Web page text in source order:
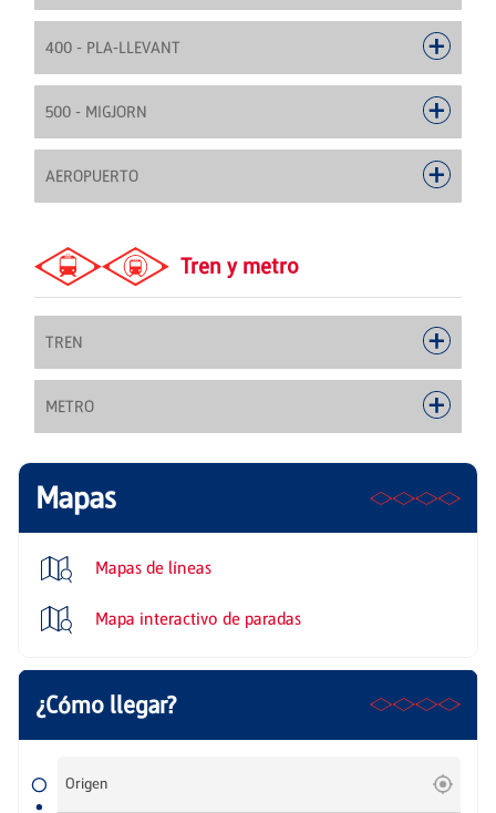
400 - PLA-LLEVANT
500 - MIGJORN
AEROPUERTO
Tren y metro
TREN
METRO
Mapas
Mapas de líneas
Mapa interactivo de paradas